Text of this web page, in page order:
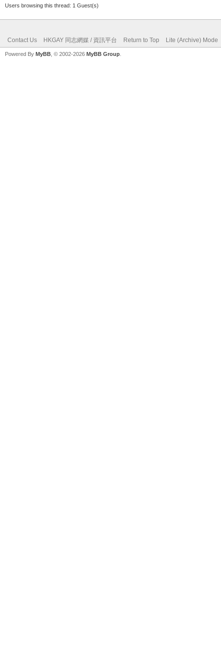
Users browsing this thread: 1 Guest(s)
Contact Us HKGAY 同志網媒 / 資訊平台 Return to Top Lite (Archive) Mode
Powered By MyBB , © 2002-2026 MyBB Group